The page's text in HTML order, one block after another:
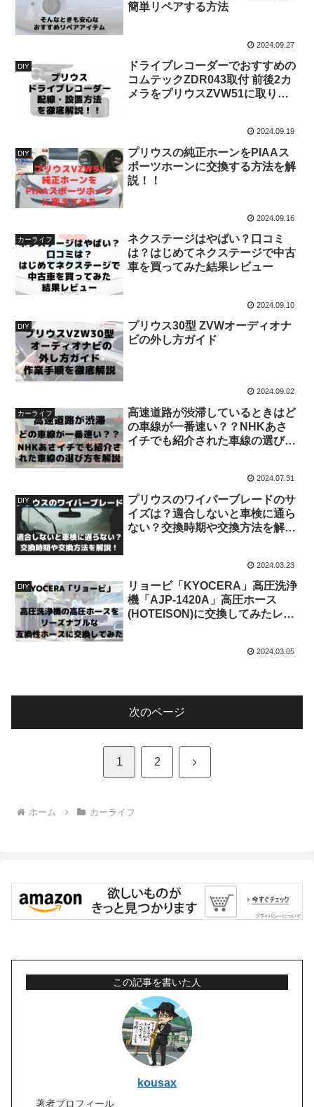
簡単リペアする方法
2024.09.27
DIY
ドライブレコーダーでおすすめの
コムテックZDR043取付 前後2カ
メラをプリウスZVW51に取り付
2024.09.19
DIY
プリウスの純正ホーンをPIAAス
ポーツホーンに交換する方法を解
説！！
2024.09.16
カーライフ
ネクステージはやばい？口コミ
は？はじめてネクステージで中古
車を買ってみた結果レビュー
2024.09.10
DIY
プリウス30型 ZVWオーディオナ
ビの外し方ガイド
2024.09.02
カーライフ
高速道路が渋滞しているときはど
の車線が一番速い？？NHKあさ
イチでも紹介された車線の選び方
2024.07.31
DIY
プリウスのワイパーブレードのサ
イズは？適合しないと車検に通ら
ない？交換時期や交換方法を解
2024.03.23
DIY
リョービ「KYOCERA」高圧洗浄
機「AJP-1420A」高圧ホース
(HOTEISON)に交換してみたレビ
2024.03.05
次のページ
1 2 次
ホーム カーライフ
この記事を書いた人
kousax
著者プロフィール